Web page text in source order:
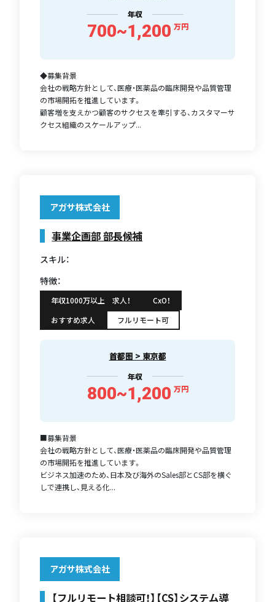
年収
700~1,200 万円
◆募集背景
会社の戦略方針として、医療・医薬品の臨床開発や品質管理
の市場開拓を推進しています。
顧客増を支えかつ顧客のサクセスを牽引する、カスタマーサ
クセス組織のスケールアップ...
アガサ株式会社
事業企画部 部長候補
スキル：
特徴：
年収1000万以上 求人！
CxO！
おすすめ求人
フルリモート可
首都圏 > 東京都
年収
800~1,200 万円
■募集背景
会社の戦略方針として、医療・医薬品の臨床開発や品質管理
の市場開拓を推進しています。
ビジネス加速のため、日本及び海外のSales部とCS部を横ぐ
しで連携し、見える化...
アガサ株式会社
【フルリモート相談可！】【CS】システム導